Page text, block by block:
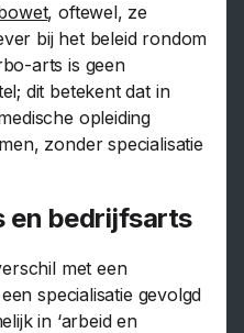
, oftewel, ze
bij het beleid rondom
arts is geen
dit betekent dat in
opleiding
zonder specialisatie
en bedrijfsarts
met een
specialisatie gevolgd
in ‘arbeid en